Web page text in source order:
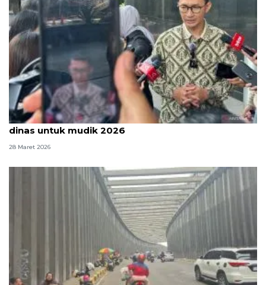
KPK sebut masih ada penyalahgunaan kendaraan
dinas untuk mudik 2026
28 Maret 2026